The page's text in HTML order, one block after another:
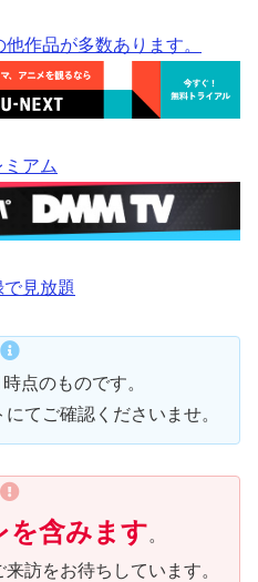
作品が多数あります。
アム
見放題
点のものです。
てご確認くださいませ。
を含みます。
訪をお待ちしています。